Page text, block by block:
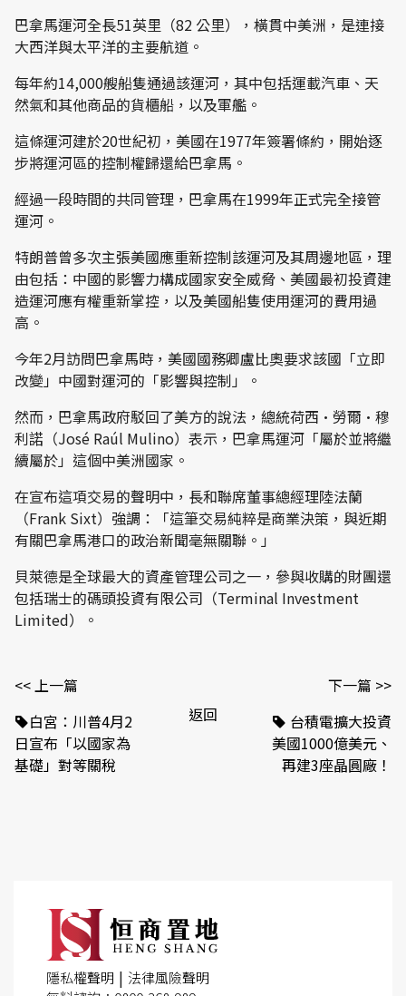
巴拿馬運河全長51英里（82 公里），橫貫中美洲，是連接
大西洋與太平洋的主要航道。
每年約14,000艘船隻通過該運河，其中包括運載汽車、天
然氣和其他商品的貨櫃船，以及軍艦。
這條運河建於20世紀初，美國在1977年簽署條約，開始逐
步將運河區的控制權歸還給巴拿馬。
經過一段時間的共同管理，巴拿馬在1999年正式完全接管
運河。
特朗普曾多次主張美國應重新控制該運河及其周邊地區，理
由包括：中國的影響力構成國家安全威脅、美國最初投資建
造運河應有權重新掌控，以及美國船隻使用運河的費用過
高。
今年2月訪問巴拿馬時，美國國務卿盧比奧要求該國「立即
改變」中國對運河的「影響與控制」。
然而，巴拿馬政府駁回了美方的說法，總統荷西·勞爾·穆
利諾（José Raúl Mulino）表示，巴拿馬運河「屬於並將繼
續屬於」這個中美洲國家。
在宣布這項交易的聲明中，長和聯席董事總經理陸法蘭
（Frank Sixt）強調：「這筆交易純粹是商業決策，與近期
有關巴拿馬港口的政治新聞毫無關聯。」
貝萊德是全球最大的資產管理公司之一，參與收購的財團還
包括瑞士的碼頭投資有限公司（Terminal Investment
Limited）。
<< 上一篇
白宮：川普4月2
日宣布「以國家為
基礎」對等關稅
返回
下一篇 >>
台積電擴大投資
美國1000億美元、
再建3座晶圓廠！
隱私權聲明 | 法律風險聲明